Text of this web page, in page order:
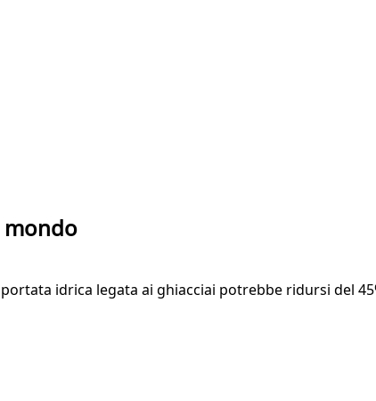
mondo
idrica legata ai ghiacciai potrebbe ridursi del